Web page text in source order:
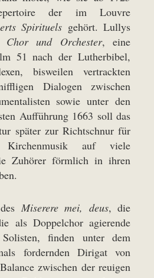
der im Louvre
Spirituels gehört. Lullys
und Orchester, eine
51 nach der Lutherbibel,
bisweilen vertrackten
Dialogen zwischen
sowie unter den
Aufführung 1663 soll das
später zur Richtschnur für
Kirchenmusik auf viele
Zuhörer förmlich in ihren
Miserere mei, deus, die
als Doppelchor agierende
finden unter dem
fordernden Dirigat von
zwischen der reuigen